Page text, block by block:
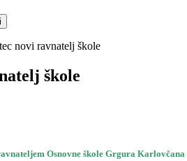
novi ravnatelj škole
škole
Osnovne škole Grgura Karlovčana